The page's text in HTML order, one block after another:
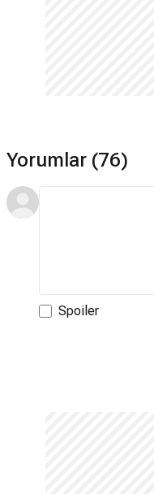
Yorumlar (76)
Spoiler